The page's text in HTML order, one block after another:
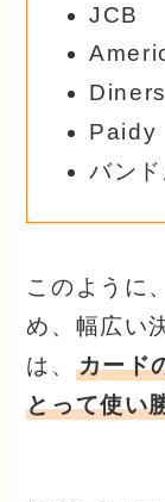
JCB
Paidy
バン
このように
め、幅広い
は、 カード
とって使い